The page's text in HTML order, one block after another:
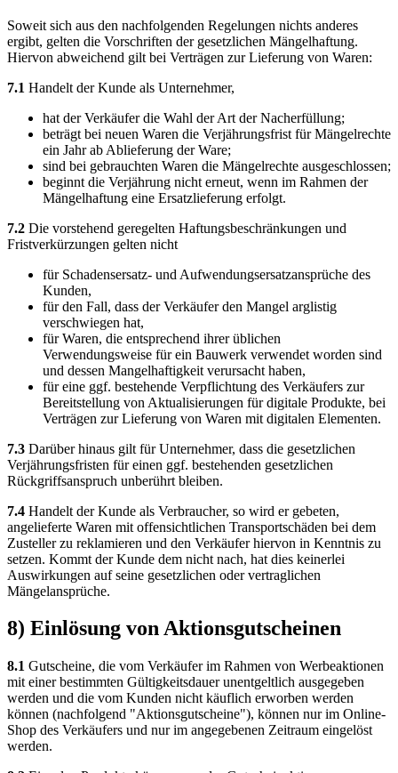
Soweit sich aus den nachfolgenden Regelungen nichts anderes
ergibt, gelten die Vorschriften der gesetzlichen Mängelhaftung.
Hiervon abweichend gilt bei Verträgen zur Lieferung von Waren:
7.1 Handelt der Kunde als Unternehmer,
hat der Verkäufer die Wahl der Art der Nacherfüllung;
beträgt bei neuen Waren die Verjährungsfrist für Mängelrechte
ein Jahr ab Ablieferung der Ware;
sind bei gebrauchten Waren die Mängelrechte ausgeschlossen;
beginnt die Verjährung nicht erneut, wenn im Rahmen der
Mängelhaftung eine Ersatzlieferung erfolgt.
7.2 Die vorstehend geregelten Haftungsbeschränkungen und
Fristverkürzungen gelten nicht
für Schadensersatz- und Aufwendungsersatzansprüche des
Kunden,
für den Fall, dass der Verkäufer den Mangel arglistig
verschwiegen hat,
für Waren, die entsprechend ihrer üblichen
Verwendungsweise für ein Bauwerk verwendet worden sind
und dessen Mangelhaftigkeit verursacht haben,
für eine ggf. bestehende Verpflichtung des Verkäufers zur
Bereitstellung von Aktualisierungen für digitale Produkte, bei
Verträgen zur Lieferung von Waren mit digitalen Elementen.
7.3 Darüber hinaus gilt für Unternehmer, dass die gesetzlichen
Verjährungsfristen für einen ggf. bestehenden gesetzlichen
Rückgriffsanspruch unberührt bleiben.
7.4 Handelt der Kunde als Verbraucher, so wird er gebeten,
angelieferte Waren mit offensichtlichen Transportschäden bei dem
Zusteller zu reklamieren und den Verkäufer hiervon in Kenntnis zu
setzen. Kommt der Kunde dem nicht nach, hat dies keinerlei
Auswirkungen auf seine gesetzlichen oder vertraglichen
Mängelansprüche.
8) Einlösung von Aktionsgutscheinen
8.1 Gutscheine, die vom Verkäufer im Rahmen von Werbeaktionen
mit einer bestimmten Gültigkeitsdauer unentgeltlich ausgegeben
werden und die vom Kunden nicht käuflich erworben werden
können (nachfolgend "Aktionsgutscheine"), können nur im Online-
Shop des Verkäufers und nur im angegebenen Zeitraum eingelöst
werden.